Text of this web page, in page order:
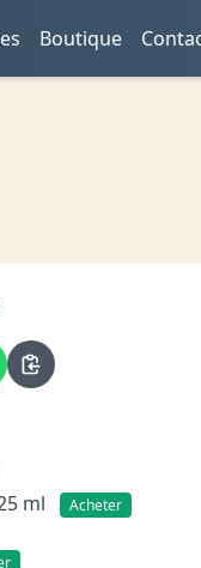
Boutique
ml Acheter